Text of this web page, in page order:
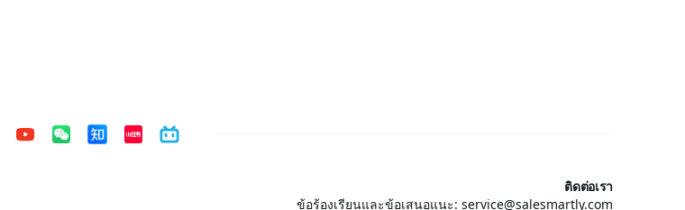
ติดต่อเรา
ข้อร้องเรียนและข้อเสนอแนะ: service@salesmartly.com